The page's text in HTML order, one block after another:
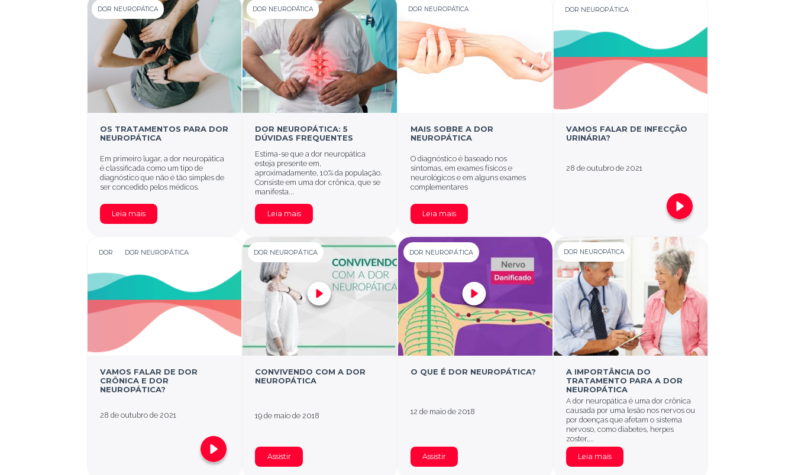
DOR NEUROPÁTICA
OS TRATAMENTOS PARA DOR
NEUROPÁTICA
Em primeiro lugar, a dor neuropática
é classificada como um tipo de
diagnóstico que não é tão simples de
ser concedido pelos médicos.
Leia mais
DOR NEUROPÁTICA
DOR NEUROPÁTICA: 5
DÚVIDAS FREQUENTES
Estima-se que a dor neuropática
esteja presente em,
aproximadamente, 10% da população.
Consiste em uma dor crônica, que se
manifesta...
Leia mais
DOR NEUROPÁTICA
MAIS SOBRE A DOR
NEUROPÁTICA
O diagnóstico é baseado nos
sintomas, em exames físicos e
neurológicos e em alguns exames
complementares
Leia mais
DOR NEUROPÁTICA
VAMOS FALAR DE INFECÇÃO
URINÁRIA?
28 de outubro de 2021
DOR DOR NEUROPÁTICA
VAMOS FALAR DE DOR
CRÔNICA E DOR
NEUROPÁTICA?
28 de outubro de 2021
DOR NEUROPÁTICA
CONVIVENDO COM A DOR
NEUROPÁTICA
19 de maio de 2018
Assistir
DOR NEUROPÁTICA
O QUE É DOR NEUROPÁTICA?
12 de maio de 2018
Assistir
DOR NEUROPÁTICA
A IMPORTÂNCIA DO
TRATAMENTO PARA A DOR
NEUROPÁTICA
A dor neuropática é uma dor crônica
causada por uma lesão nos nervos ou
por doenças que afetam o sistema
nervoso, como diabetes, herpes
zoster,...
Leia mais